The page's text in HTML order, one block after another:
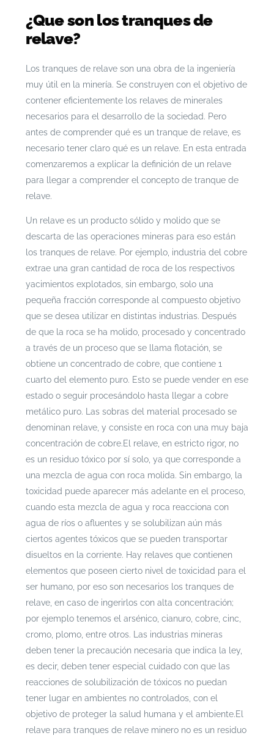
¿Que son los tranques de
relave?
Los tranques de relave son una obra de la ingeniería
muy útil en la minería. Se construyen con el objetivo de
contener eficientemente los relaves de minerales
necesarios para el desarrollo de la sociedad. Pero
antes de comprender qué es un tranque de relave, es
necesario tener claro qué es un relave. En esta entrada
comenzaremos a explicar la definición de un relave
para llegar a comprender el concepto de tranque de
relave.
Un relave es un producto sólido y molido que se
descarta de las operaciones mineras para eso están
los tranques de relave. Por ejemplo, industria del cobre
extrae una gran cantidad de roca de los respectivos
yacimientos explotados, sin embargo, solo una
pequeña fracción corresponde al compuesto objetivo
que se desea utilizar en distintas industrias. Después
de que la roca se ha molido, procesado y concentrado
a través de un proceso que se llama flotación, se
obtiene un concentrado de cobre, que contiene 1
cuarto del elemento puro. Esto se puede vender en ese
estado o seguir procesándolo hasta llegar a cobre
metálico puro. Las sobras del material procesado se
denominan relave, y consiste en roca con una muy baja
concentración de cobre.El relave, en estricto rigor, no
es un residuo tóxico por sí solo, ya que corresponde a
una mezcla de agua con roca molida. Sin embargo, la
toxicidad puede aparecer más adelante en el proceso,
cuando esta mezcla de agua y roca reacciona con
agua de ríos o afluentes y se solubilizan aún más
ciertos agentes tóxicos que se pueden transportar
disueltos en la corriente. Hay relaves que contienen
elementos que poseen cierto nivel de toxicidad para el
ser humano, por eso son necesarios los tranques de
relave, en caso de ingerirlos con alta concentración;
por ejemplo tenemos el arsénico, cianuro, cobre, cinc,
cromo, plomo, entre otros. Las industrias mineras
deben tener la precaución necesaria que indica la ley,
es decir, deben tener especial cuidado con que las
reacciones de solubilización de tóxicos no puedan
tener lugar en ambientes no controlados, con el
objetivo de proteger la salud humana y el ambiente.El
relave para tranques de relave minero no es un residuo